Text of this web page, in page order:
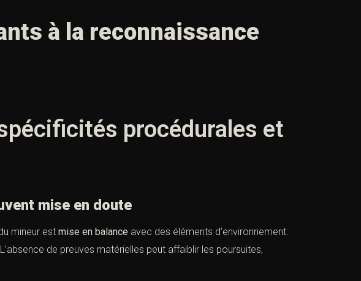
à la reconnaissance
procédurales et
mise en doute
mineur est mise en balance avec des éléments d’environnement.
de preuves matérielles peut affaiblir les poursuites,